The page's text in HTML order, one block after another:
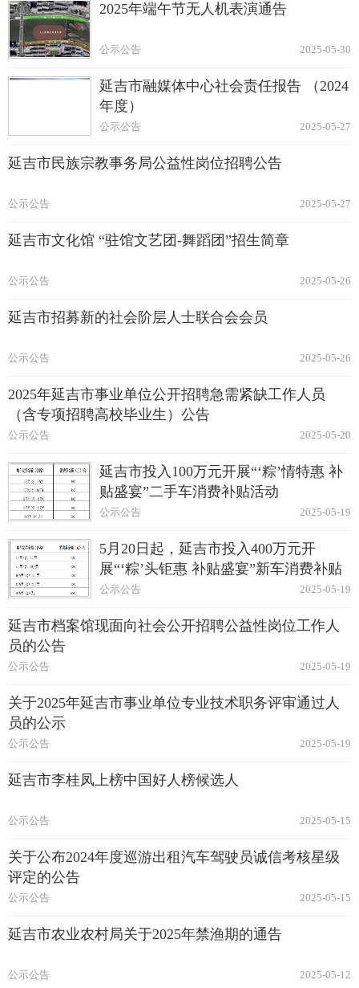
2025年端午节无人机表演通告
2025-05-30
公示公告
延吉市融媒体中心社会责任报告 （2024
年度）
2025-05-27
公示公告
延吉市民族宗教事务局公益性岗位招聘公告
2025-05-27
公示公告
延吉市文化馆 “驻馆文艺团-舞蹈团”招生简章
2025-05-26
公示公告
延吉市招募新的社会阶层人士联合会会员
2025-05-26
公示公告
2025年延吉市事业单位公开招聘急需紧缺工作人员
（含专项招聘高校毕业生）公告
2025-05-20
公示公告
延吉市投入100万元开展“‘粽’情特惠 补
贴盛宴”二手车消费补贴活动
2025-05-19
公示公告
5月20日起，延吉市投入400万元开
展“‘粽’头钜惠 补贴盛宴”新车消费补贴
活动
2025-05-19
公示公告
延吉市档案馆现面向社会公开招聘公益性岗位工作人
员的公告
2025-05-19
公示公告
关于2025年延吉市事业单位专业技术职务评审通过人
员的公示
2025-05-19
公示公告
延吉市李桂凤上榜中国好人榜候选人
2025-05-15
公示公告
关于公布2024年度巡游出租汽车驾驶员诚信考核星级
评定的公告
2025-05-15
公示公告
延吉市农业农村局关于2025年禁渔期的通告
2025-05-12
公示公告